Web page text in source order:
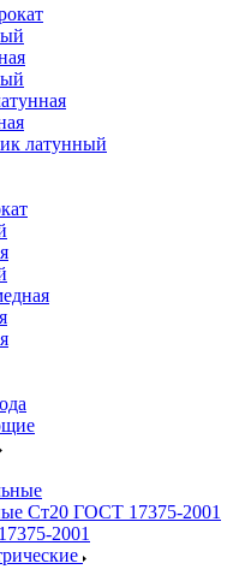
латунный
Ст20 ГОСТ 17375-2001
2001